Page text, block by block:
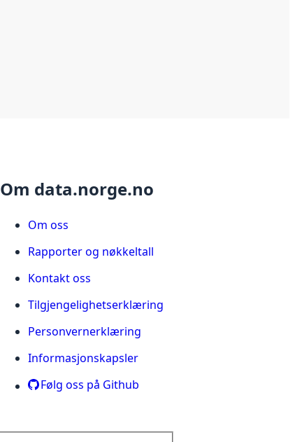
Om data.norge.no
Om oss
Rapporter og nøkkeltall
Kontakt oss
Tilgjengelighetserklæring
Personvernerklæring
Informasjonskapsler
Følg oss på Github